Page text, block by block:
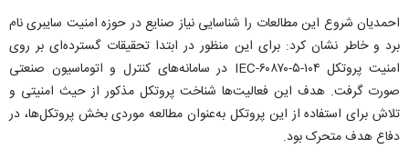
احمدیان شروع این مطالعات را شناسایی نیاز صنایع در حوزه امنیت سایبری نام
برد و خاطر نشان کرد: برای این منظور در ابتدا تحقیقات گسترده‌ای بر روی
امنیت پروتکل IEC-۶۰۸۷۰-۵-۱۰۴ در سامانه‌های کنترل و اتوماسیون صنعتی
صورت گرفت. هدف این فعالیت‌ها شناخت پروتکل مذکور از حیث امنیتی و
تلاش برای استفاده از این پروتکل به‌عنوان مطالعه موردی بخش پروتکل‌ها، در
دفاع هدف متحرک بود.